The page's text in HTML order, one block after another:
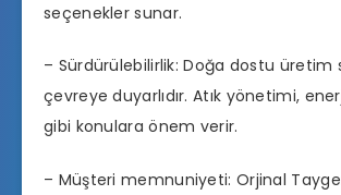
seçenekler sunar.
– Sürdürülebilirlik: Doğa dostu üretim
çevreye duyarlıdır. Atık yönetimi,
gibi konulara önem verir.
– Müşteri memnuniyeti: Orjinal